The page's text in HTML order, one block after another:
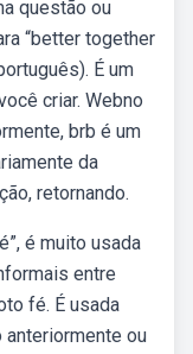
questão ou
“better together
É um
criar. Webno
brb é um
da
retornando.
é muito usada
entre
fé. É usada
ou